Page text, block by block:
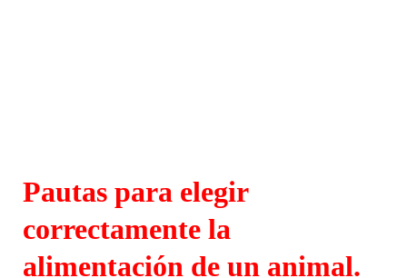
Pautas para elegir
correctamente la
alimentación de un animal.